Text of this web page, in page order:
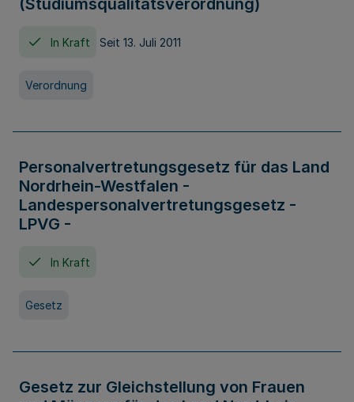
(Studiumsqualitätsverordnung)
In Kraft Seit 13. Juli 2011
Verordnung
Personalvertretungsgesetz für das Land
Nordrhein-Westfalen -
Landespersonalvertretungsgesetz -
LPVG -
In Kraft
Gesetz
Gesetz zur Gleichstellung von Frauen